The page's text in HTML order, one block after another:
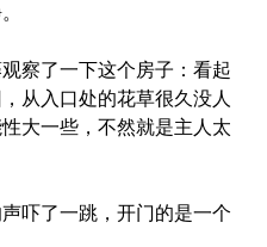
察了一下这个房子：看起
从入口处的花草很久没人
大一些，不然就是主人太
吓了一跳，开门的是一个